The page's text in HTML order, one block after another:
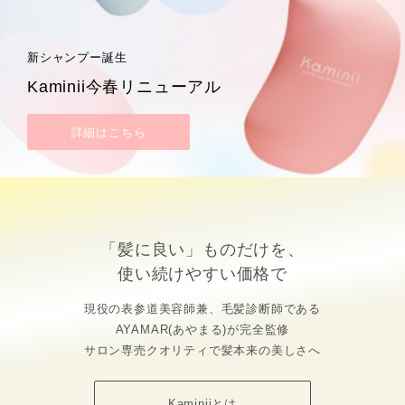
新シャンプー誕生
Kaminii今春リニューアル
詳細はこちら
「髪に良い」ものだけを、
使い続けやすい価格で
現役の表参道美容師兼、毛髪診断師である
AYAMAR(あやまる)が完全監修
サロン専売クオリティで髪本来の美しさへ